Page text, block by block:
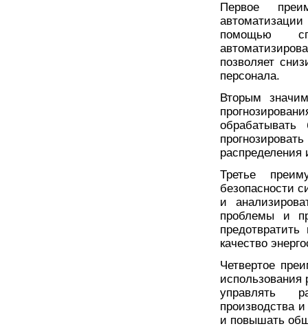
Первое
помощью
позволяет
персонала.
Вторым
распределения
Третье
безопасности
и
проблемы и
качество
Четвертое
использования
управлять
производства
и повышать